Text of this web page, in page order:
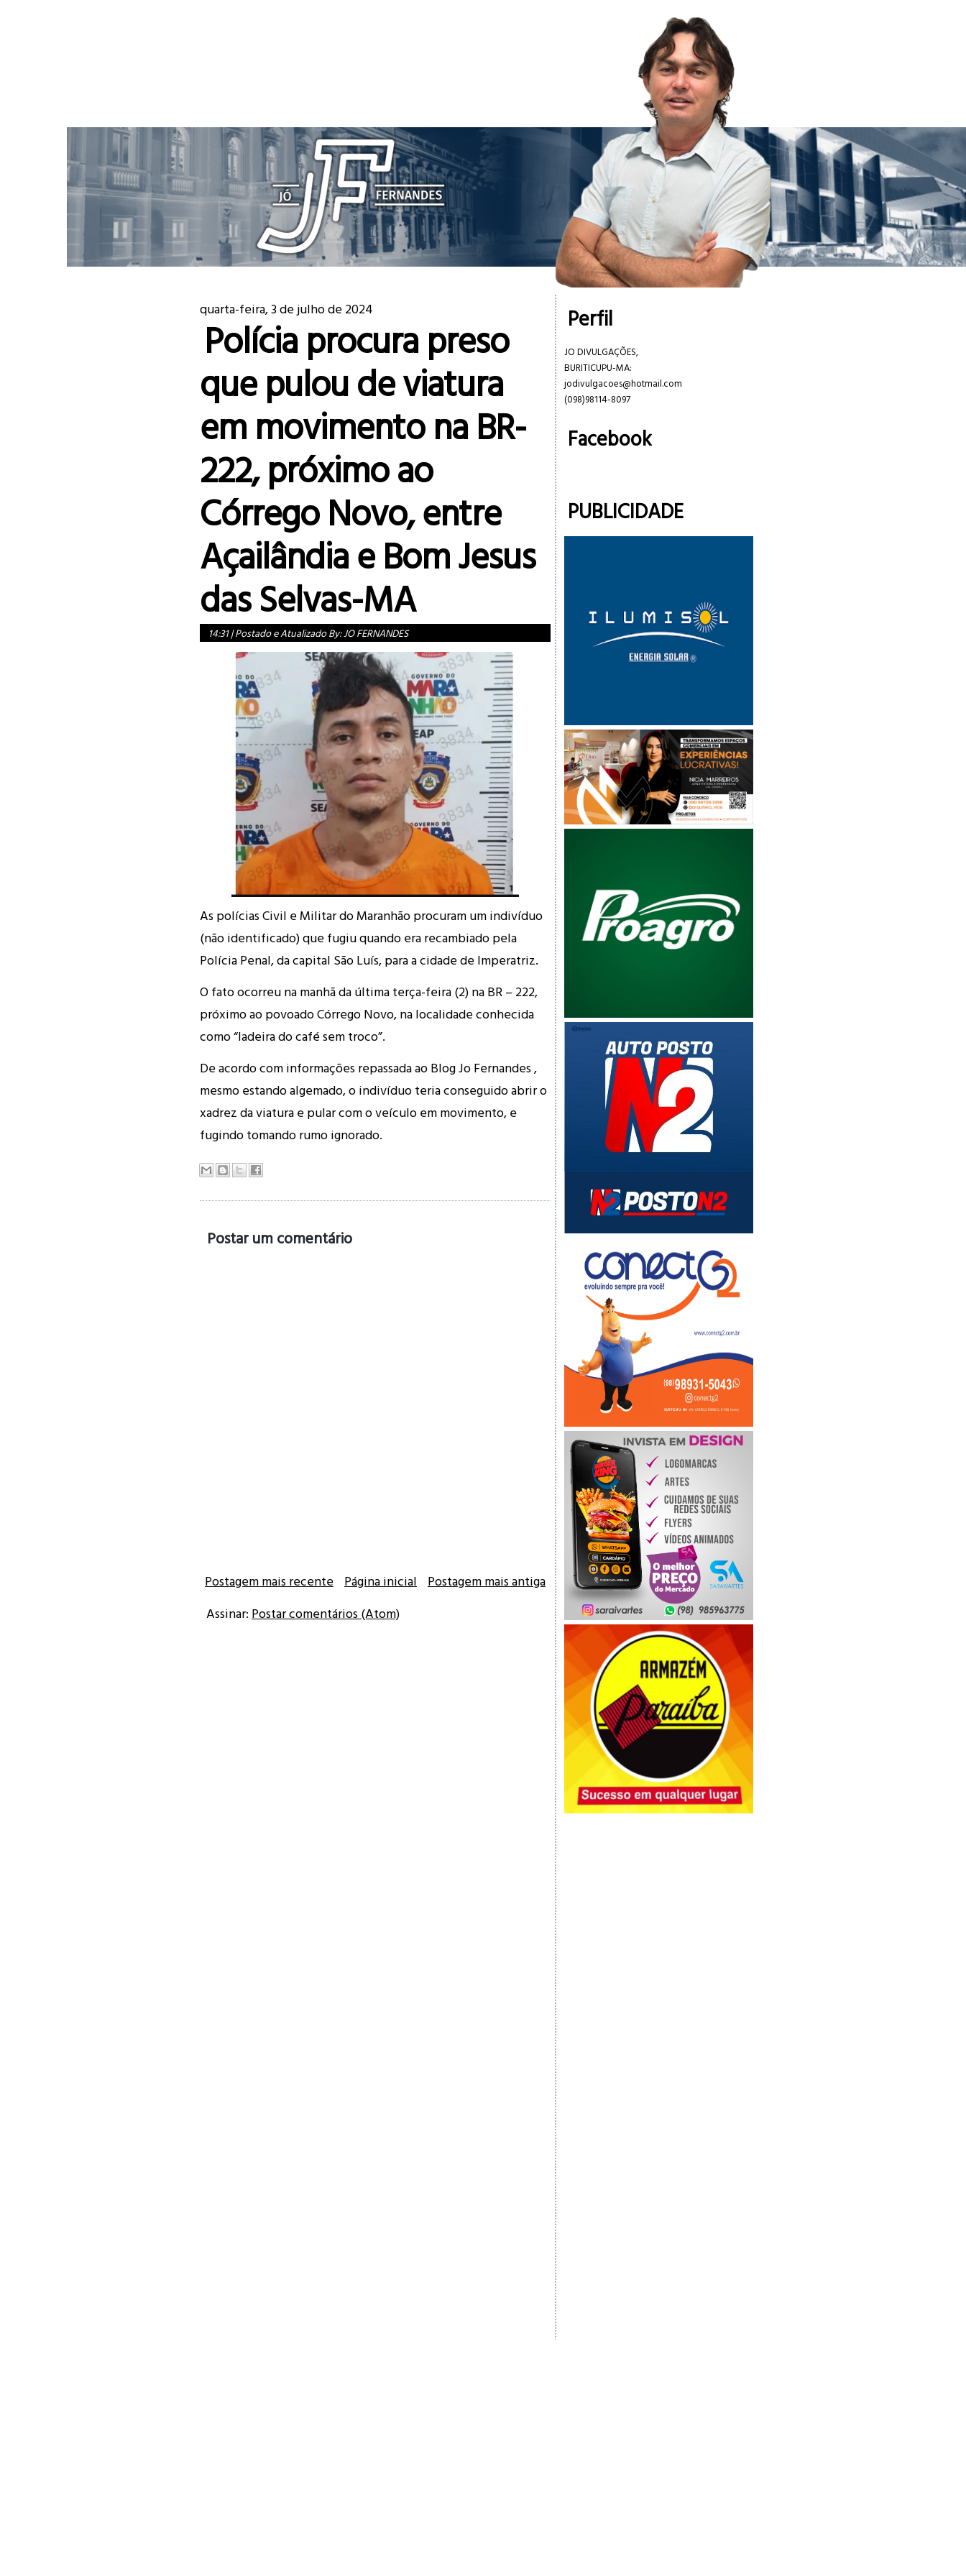
quarta-feira, 3 de julho de 2024
Polícia procura preso
que pulou de viatura
em movimento na BR-
222, próximo ao
Córrego Novo, entre
Açailândia e Bom Jesus
das Selvas-MA
14:31|Postado e Atualizado By:JO FERNANDES
As polícias Civil e Militar do Maranhão procuram um indivíduo
(não identificado) que fugiu quando era recambiado pela
Polícia Penal, da capital São Luís, para a cidade de Imperatriz.
O fato ocorreu na manhã da última terça-feira (2) na BR – 222,
próximo ao povoado Córrego Novo, na localidade conhecida
como “ladeira do café sem troco”.
De acordo com informações repassada ao Blog Jo Fernandes ,
mesmo estando algemado, o indivíduo teria conseguido abrir o
xadrez da viatura e pular com o veículo em movimento, e
fugindo tomando rumo ignorado.
Postar um comentário
Postagem mais recente Postagem mais antiga
Página inicial
Assinar: Postar comentários (Atom)
Perfil
JO DIVULGAÇÕES,
BURITICUPU-MA:
jodivulgacoes@hotmail.com
(098)98114-8097
Facebook
PUBLICIDADE